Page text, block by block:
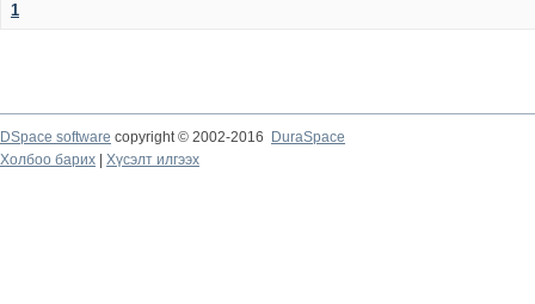
1
DSpace software copyright © 2002-2016
DuraSpace
Холбоо барих
Хүсэлт илгээх